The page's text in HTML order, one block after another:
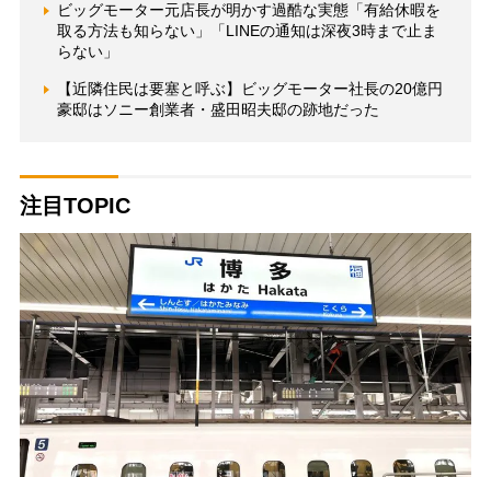
ビッグモーター元店長が明かす過酷な実態「有給休暇を
取る方法も知らない」「LINEの通知は深夜3時まで止ま
らない」
【近隣住民は要塞と呼ぶ】ビッグモーター社長の20億円
豪邸はソニー創業者・盛田昭夫邸の跡地だった
注目TOPIC